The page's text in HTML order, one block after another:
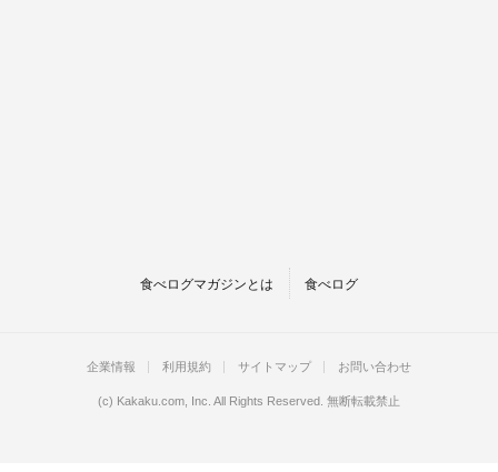
食べログマガジンとは 食べログ
企業情報 利用規約 サイトマップ お問い合わせ
(c) Kakaku.com, Inc. All Rights Reserved. 無断転載禁止